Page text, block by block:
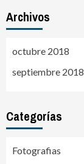
Archivos
octubre 2018
septiembre 2018
Categorías
Fotografias